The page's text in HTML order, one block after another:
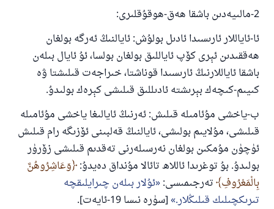
2-مالىيەدىن باشقا ھەق-ھوقۇقلىرى:
ئا-ئاياللار ئارىسىدا ئادىل بولۇش: ئايالنىڭ ئەرگە بولغان
ھەققىدىن ئېرى كۆپ ئاياللىق بولغان بولسا، ئۇ ئايال بىلەن
باشقا ئاياللارنىڭ ئارىسىدا قوناشتا، خىراجەت قىلىشتا ۋە
كىيىم-كىچەك بېرىشتە ئادىللىق قىلىشى كېرەك بولىدۇ.
ب-ياخشى مۇئامىلە قىلىش: ئەرنىڭ ئايالىغا ياخشى مۇئامىلە
قىلىشى، مۇلايىم بولىشى، ئايالنىڭ قەلبىنى ئۆزىگە رام قىلىش
ئۈچۈن مۇمكىن بولغان نەرسىلەرنى تەقدىم قىلىشى زۆرۈر
بولىدۇ. بۇ توغرىدا ئاللاھ تائالا مۇنداق دەيدۇ: وَعَاشِرُوهُنَّ
بِالْمَعْرُوفِ تەرجىمىسى: ئۇلار بىلەن چىرايلىقچە
تىرىكچىلىك قىلىڭلار. [سۈرە نىسا 19-ئايەت].